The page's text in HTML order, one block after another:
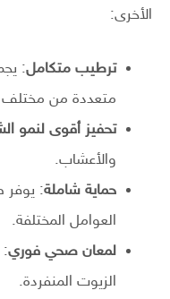
الأخرى:
ترطيب متكامل:
متعددة من مختلف
تحفيز أقوى لنمو
والأعشاب.
حماية شاملة: يوفر
العوامل المختلفة.
لمعان صحي فوري:
الزيوت المنفردة.